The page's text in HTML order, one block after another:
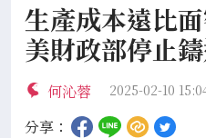
生產成本遠比
美財政部停止
何沁蓉 2025-02-10
分享：